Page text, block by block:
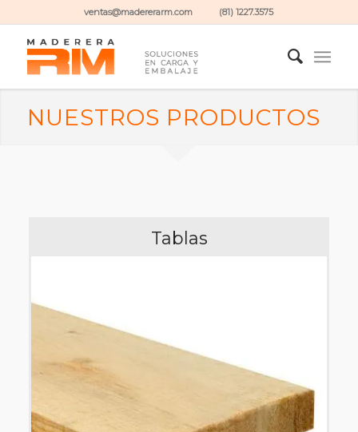
ventas@madererarm.com (81) 1227.3575
NUESTROS PRODUCTOS
Tablas